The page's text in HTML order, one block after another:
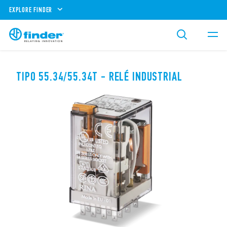
EXPLORE FINDER
TIPO 55.34/55.34T - RELÉ INDUSTRIAL